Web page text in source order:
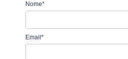
Nome*
Email*